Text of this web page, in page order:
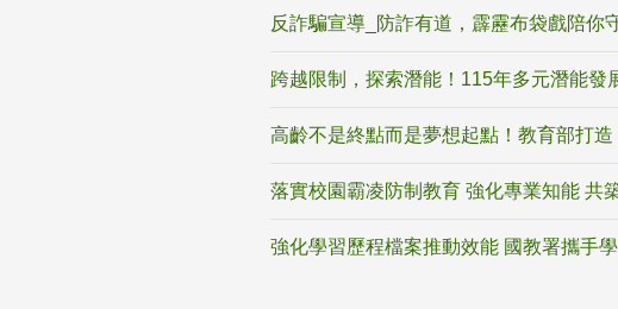
反詐騙宣導_防詐有道，霹靂布袋戲陪你
跨越限制，探索潛能！115年多元潛能發
高齡不是終點而是夢想起點！教育部打
落實校園霸凌防制教育 強化專業知能 共
強化學習歷程檔案推動效能 國教署攜手